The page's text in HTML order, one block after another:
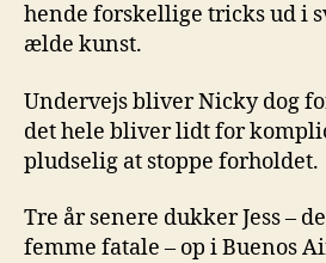
hende forskellige tricks ud i
ælde kunst.
Undervejs bliver Nicky dog
det hele bliver lidt for
pludselig at stoppe forholdet.
Tre år senere dukker Jess –
femme fatale – op i Buenos